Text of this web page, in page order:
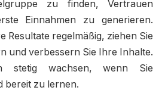
zu finden, Vertrauen
Einnahmen zu generieren.
Resultate regelmäßig, ziehen Sie
und verbessern Sie Ihre Inhalte.
stetig wachsen, wenn Sie
bereit zu lernen.